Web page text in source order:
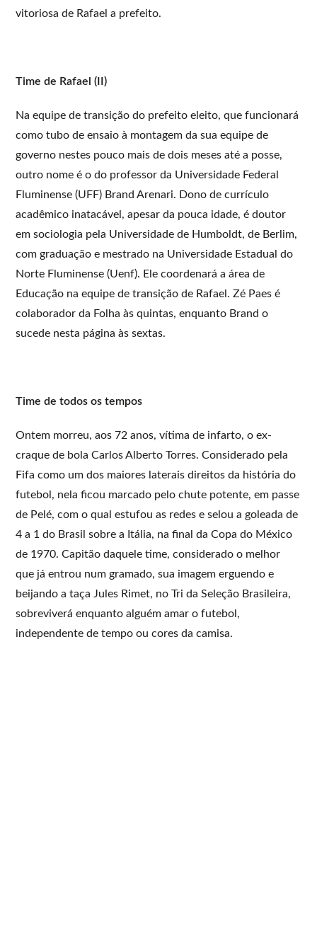
vitoriosa de Rafael a prefeito.
Time de Rafael (II)
Na equipe de transição do prefeito eleito, que funcionará
como tubo de ensaio à montagem da sua equipe de
governo nestes pouco mais de dois meses até a posse,
outro nome é o do professor da Universidade Federal
Fluminense (UFF) Brand Arenari. Dono de currículo
acadêmico inatacável, apesar da pouca idade, é doutor
em sociologia pela Universidade de Humboldt, de Berlim,
com graduação e mestrado na Universidade Estadual do
Norte Fluminense (Uenf). Ele coordenará a área de
Educação na equipe de transição de Rafael. Zé Paes é
colaborador da Folha às quintas, enquanto Brand o
sucede nesta página às sextas.
Time de todos os tempos
Ontem morreu, aos 72 anos, vítima de infarto, o ex-
craque de bola Carlos Alberto Torres. Considerado pela
Fifa como um dos maiores laterais direitos da história do
futebol, nela ficou marcado pelo chute potente, em passe
de Pelé, com o qual estufou as redes e selou a goleada de
4 a 1 do Brasil sobre a Itália, na final da Copa do México
de 1970. Capitão daquele time, considerado o melhor
que já entrou num gramado, sua imagem erguendo e
beijando a taça Jules Rimet, no Tri da Seleção Brasileira,
sobreviverá enquanto alguém amar o futebol,
independente de tempo ou cores da camisa.